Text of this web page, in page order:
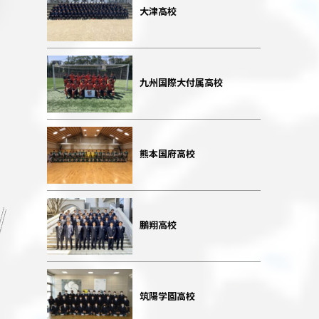
大津高校
九州国際大付属高校
熊本国府高校
鵬翔高校
筑陽学園高校